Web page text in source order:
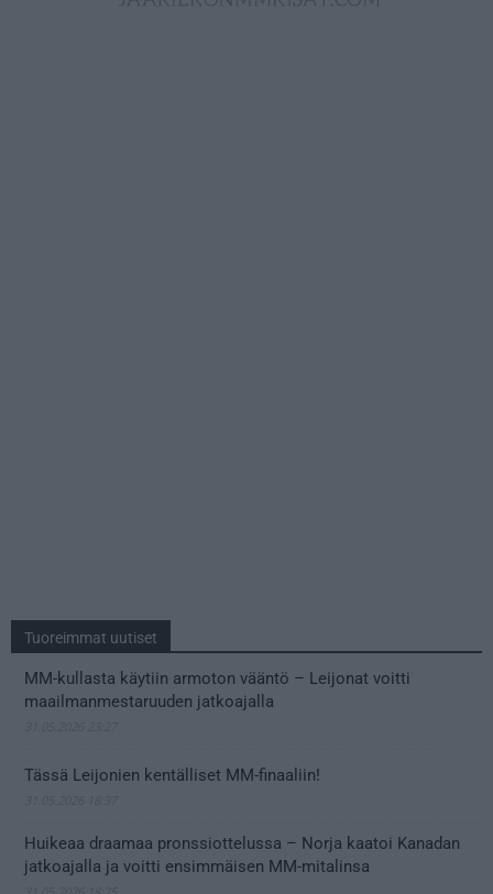
Tuoreimmat uutiset
MM-kullasta käytiin armoton vääntö – Leijonat voitti
maailmanmestaruuden jatkoajalla
Tässä Leijonien kentälliset MM-finaaliin!
Huikeaa draamaa pronssiottelussa – Norja kaatoi Kanadan
jatkoajalla ja voitti ensimmäisen MM-mitalinsa